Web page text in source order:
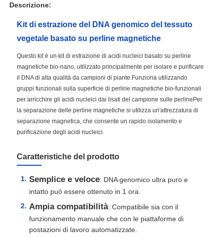
Descrizione:
Kit di estrazione del DNA genomico del tessuto
vegetale basato su perline magnetiche
Questo kit è un kit di estrazione di acidi nucleici basato su perline
magnetiche bio-nano, utilizzato principalmente per isolare e purificare
il DNA di alta qualità da campioni di piante.Funziona utilizzando
gruppi funzionali sulla superficie di perline magnetiche bio-funzionali
per arricchire gli acidi nucleici dai lisati del campione sulle perlinePer
la separazione delle perline magnetiche si utilizza un'attrezzatura di
separazione magnetica, che consente un rapido isolamento e
purificazione degli acidi nucleici.
Caratteristiche del prodotto
Semplice e veloce: DNA genomico ultra puro e
intatto può essere ottenuto in 1 ora.
Ampia compatibilità: Compatibile sia con il
funzionamento manuale che con le piattaforme di
postazioni di lavoro automatizzate.